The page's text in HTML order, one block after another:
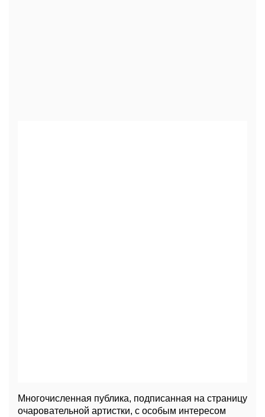
Многочисленная публика, подписанная на страницу
очаровательной артистки, с особым интересом